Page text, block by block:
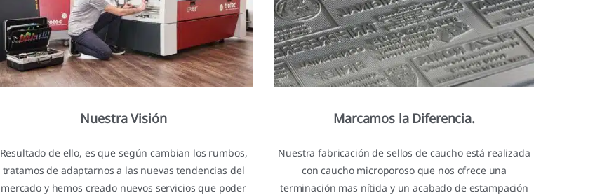
Nuestra Visión
Resultado de ello, es que según cambian los rumbos,
tratamos de adaptarnos a las nuevas tendencias del
mercado y hemos creado nuevos servicios que poder
Marcamos la Diferencia.
Nuestra fabricación de sellos de caucho está realizada
con caucho microporoso que nos ofrece una
terminación mas nítida y un acabado de estampación